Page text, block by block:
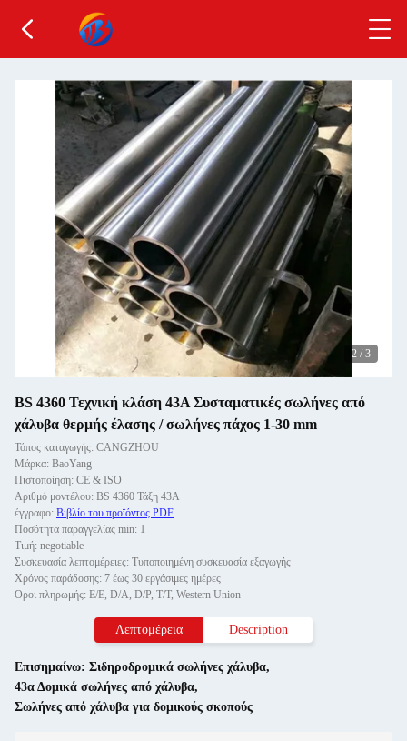
2 / 3
BS 4360 Τεχνική κλάση 43A Συσταματικές σωλήνες από
χάλυβα θερμής έλασης / σωλήνες πάχος 1-30 mm
Τόπος καταγωγής: CANGZHOU
Μάρκα: BaoYang
Πιστοποίηση: CE & ISO
Αριθμό μοντέλου: BS 4360 Τάξη 43A
έγγραφο: Βιβλίο του προϊόντος PDF
Ποσότητα παραγγελίας min: 1
Τιμή: negotiable
Συσκευασία λεπτομέρειες: Τυποποιημένη συσκευασία εξαγωγής
Χρόνος παράδοσης: 7 έως 30 εργάσιμες ημέρες
Όροι πληρωμής: Ε/Ε, D/A, D/P, T/T, Western Union
Λεπτομέρεια Description
Επισημαίνω: Σιδηροδρομικά σωλήνες χάλυβα,
43α Δομικά σωλήνες από χάλυβα,
Σωλήνες από χάλυβα για δομικούς σκοπούς